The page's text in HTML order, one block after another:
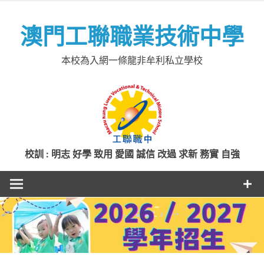
content澳門工聯職業技術中學
本校為入網一條龍非牟利私立學校
校訓 : 明志 好學 致用 愛國 誠信 改過 求新 務實 自強